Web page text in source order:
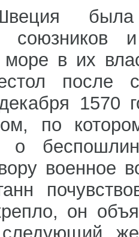
была
союзников
море в их
после
1570
по
военное
он